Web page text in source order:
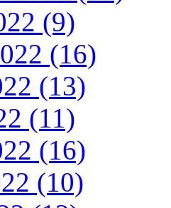
(9)
(16)
(13)
(11)
(16)
(10)